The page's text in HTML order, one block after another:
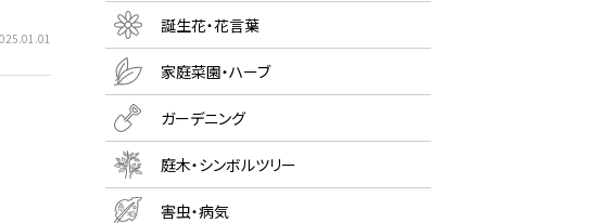
誕生花・花言葉
家庭菜園・ハーブ
ガーデニング
庭木・シンボルツリー
害虫・病気